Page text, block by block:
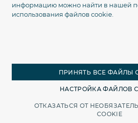
16.1.К отношениям между
применяется законодательство
компетентном суде в соответствии
законодательством Украины.
настоящего Договора не влечет
информацию можно найти в нашей
использования файлов cookie.
ПРИНЯТЬ ВСЕ ФАЙЛЫ
НАСТРОЙКА ФАЙЛОВ
ОТКАЗАТЬСЯ ОТ
COOKIE
Главная Каталог